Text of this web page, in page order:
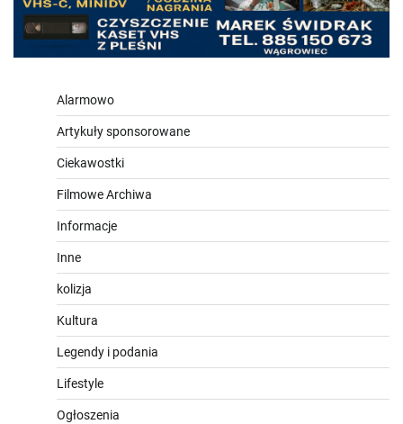
Alarmowo
Artykuły sponsorowane
Ciekawostki
Filmowe Archiwa
Informacje
Inne
kolizja
Kultura
Legendy i podania
Lifestyle
Ogłoszenia